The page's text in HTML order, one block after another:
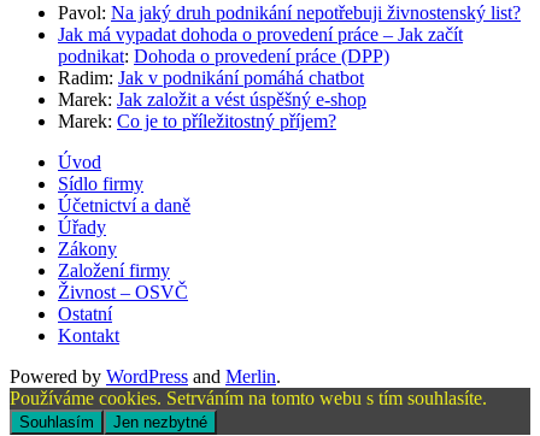
Pavol: Na jaký druh podnikání nepotřebuji živnostenský list?
Jak má vypadat dohoda o provedení práce – Jak začít
podnikat: Dohoda o provedení práce (DPP)
Radim: Jak v podnikání pomáhá chatbot
Marek: Jak založit a vést úspěšný e-shop
Marek: Co je to příležitostný příjem?
Úvod
Sídlo firmy
Účetnictví a daně
Úřady
Zákony
Založení firmy
Živnost – OSVČ
Ostatní
Kontakt
Powered by WordPress and Merlin.
Používáme cookies. Setrváním na tomto webu s tím souhlasíte.
Souhlasím Jen nezbytné